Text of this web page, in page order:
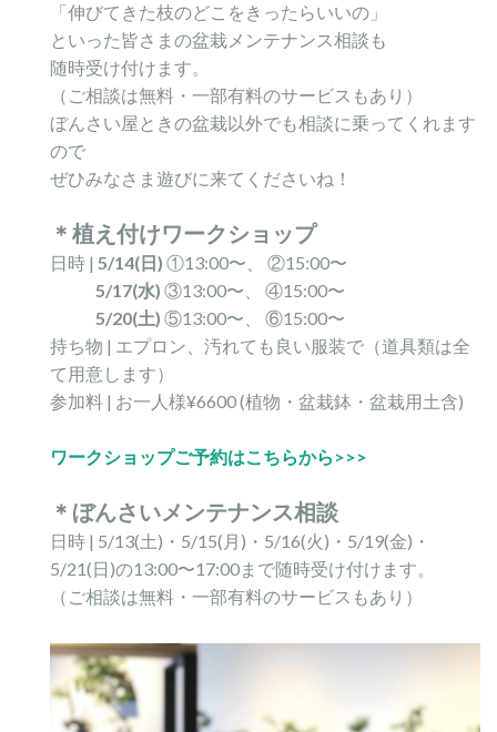
「伸びてきた枝のどこをきったらいいの」
といった皆さまの盆栽メンテナンス相談も
随時受け付けます。
（ご相談は無料・一部有料のサービスもあり）
ぼんさい屋ときの盆栽以外でも相談に乗ってくれます
ので
ぜひみなさま遊びに来てくださいね！
＊植え付けワークショップ
日時 | 5/14(日) ①13:00〜、 ②15:00〜
5/17(水) ③13:00〜、 ④15:00〜
5/20(土) ⑤13:00〜、 ⑥15:00〜
持ち物 | エプロン、汚れても良い服装で（道具類は全
て用意します）
参加料 | お一人様¥6600 (植物・盆栽鉢・盆栽用土含)
ワークショップご予約はこちらから>>>
＊ぼんさいメンテナンス相談
日時 | 5/13(土)・5/15(月)・5/16(火)・5/19(金)・
5/21(日)の13:00〜17:00まで随時受け付けます。
（ご相談は無料・一部有料のサービスもあり）